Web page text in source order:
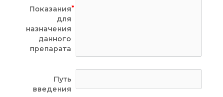
Показания
для
назначения
данного
препарата
Путь
введения